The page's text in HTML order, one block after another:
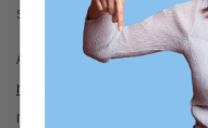
sabor de la sal de roca
Añade un toque
roca celta premium
.
nuestra sal de roca celta